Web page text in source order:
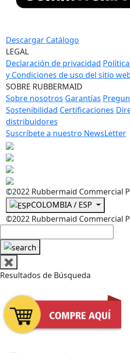
Descargar Catálogo
LEGAL
Declaración de privacidad
y Condiciones de uso del sitio
SOBRE RUBBERMAID
Sobre nosotros Garantías
Sostenibilidad Certificaciones
distribuidores
Suscríbete a nuestro NewsLetter
©2022 Rubbermaid Commercial
COLOMBIA / ESP
©2022 Rubbermaid Commercial
✖
Resultados de Búsqueda